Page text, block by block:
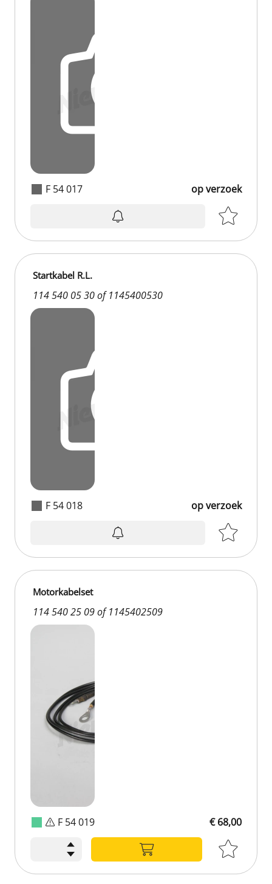
F 54 017 op verzoek
F 54 018
Startkabel R.L.
114 540 05 30 of 1145400530
op verzoek
F 54 019
Motorkabelset
114 540 25 09 of 1145402509
€ 68,00